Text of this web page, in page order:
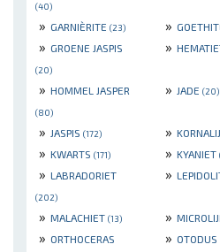
(40)
» GARNIÈRITE (23) »
» GROENE JASPIS
(20)
»
» HOMMEL JASPER
(80)
» JADE (20)
» JASPIS (172) »
» KWARTS (171) » KYANIET
» LABRADORIET
(202)
»
» MALACHIET (13) »
» ORTHOCERAS » OTODUS